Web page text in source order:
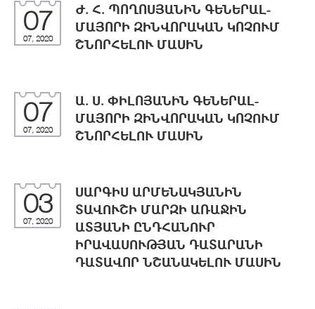
07
07, 2020
Ժ. Հ. ՊՈՂՈՍՅԱՆԻՆ ԳԵՆԵՐԱԼ-
ՄԱՅՈՐԻ ԶԻՆՎՈՐԱԿԱՆ ԿՈՉՈՒՄ
ՇՆՈՐՀԵԼՈՒ ՄԱՍԻՆ
07
07, 2020
Ա. Ս. ՓԻԼՈՅԱՆԻՆ ԳԵՆԵՐԱԼ-
ՄԱՅՈՐԻ ԶԻՆՎՈՐԱԿԱՆ ԿՈՉՈՒՄ
ՇՆՈՐՀԵԼՈՒ ՄԱՍԻՆ
03
07, 2020
ՍԱՐԳԻՍ ԱՐՄԵՆԱԿՅԱՆԻՆ
ՏԱՎՈՒՇԻ ՄԱՐԶԻ ԱՌԱՋԻՆ
ԱՏՅԱՆԻ ԸՆԴՀԱՆՈՒՐ
ԻՐԱՎԱՍՈՒԹՅԱՆ ԴԱՏԱՐԱՆԻ
ԴԱՏԱՎՈՐ ՆՇԱՆԱԿԵԼՈՒ ՄԱՍԻՆ